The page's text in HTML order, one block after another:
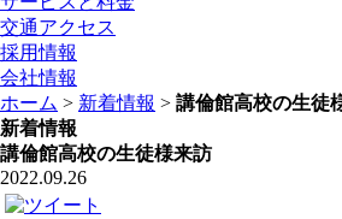
交通アクセス
採用情報
会社情報
ホーム > 新着情報 > 講倫館高校の生徒
新着情報
講倫館高校の生徒様来訪
2022.09.26